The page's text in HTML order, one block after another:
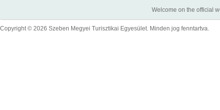
Welcome on the official
Copyright © 2026 Szeben Megyei Turisztikai Egyesület. Minden jog fenntartva.